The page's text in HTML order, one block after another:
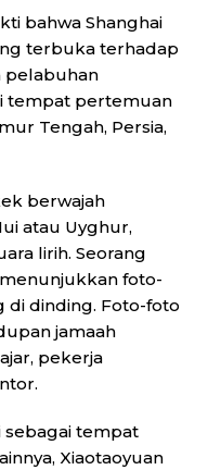
bahwa Shanghai
terbuka terhadap
pelabuhan
tempat pertemuan
Tengah, Persia,
berwajah
atau Uyghur,
lirih. Seorang
foto-
di dinding. Foto-foto
jamaah
pekerja
sebagai tempat
Xiaotaoyuan